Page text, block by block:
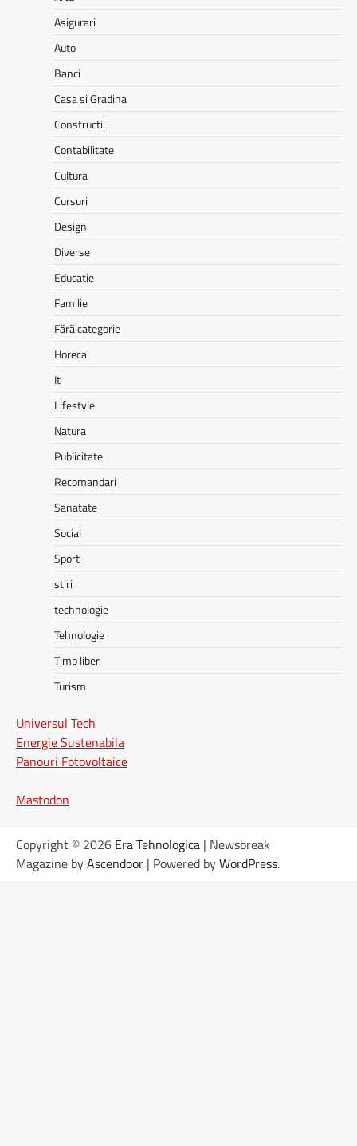
Asigurari
Auto
Banci
Casa si Gradina
Constructii
Contabilitate
Cultura
Cursuri
Design
Diverse
Educatie
Familie
Fără categorie
Horeca
It
Lifestyle
Natura
Publicitate
Recomandari
Sanatate
Social
Sport
stiri
technologie
Tehnologie
Timp liber
Turism
Universul Tech
Energie Sustenabila
Panouri Fotovoltaice
Mastodon
Copyright © 2026 Era Tehnologica | Newsbreak
Magazine byAscendoor | Powered byWordPress.